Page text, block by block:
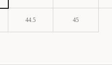
44.5 45